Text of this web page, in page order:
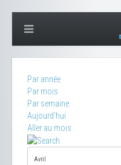
Par année
Par mois
Par semaine
Aujourd'hui
Aller au mois